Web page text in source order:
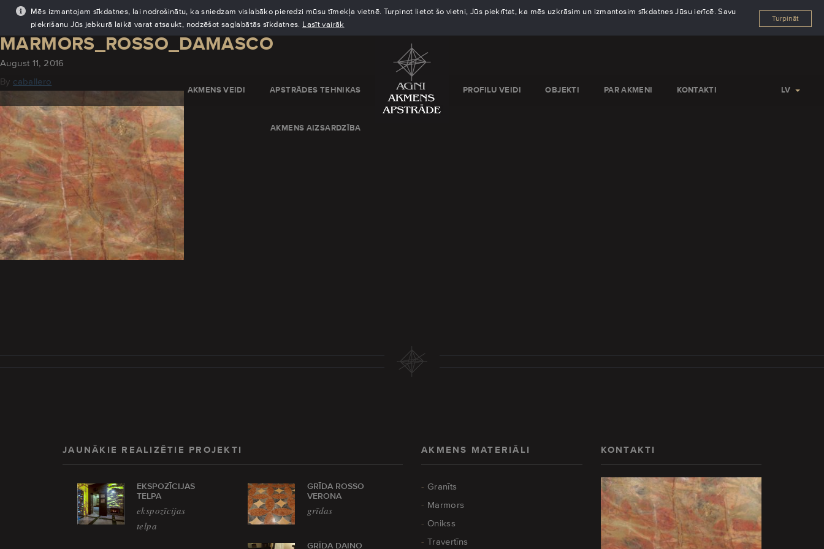
Mēs izmantojam sīkdatnes, lai nodrošinātu, ka sniedzam vislabāko pieredzi mūsu tīmekļa vietnē. Turpinot lietot šo vietni, Jūs piekrītat, ka mēs uzkrāsim un izmantosim sīkdatnes Jūsu ierīcē. Savu
piekrišanu Jūs jebkurā laikā varat atsaukt, nodzēšot saglabātās sīkdatnes. Lasīt vairāk
Turpināt
AKMENS VEIDI APSTRĀDES TEHNIKAS
AKMENS AIZSARDZĪBA
PROFILU VEIDI OBJEKTI PAR AKMENI KONTAKTI LV
MARMORS_ROSSO_DAMASCO
August 11, 2016
By caballero
JAUNĀKIE REALIZĒTIE PROJEKTI
EKSPOZĪCIJAS
TELPA
ekspozīcijas
telpa
GRĪDA ROSSO
VERONA
grīdas
GRĪDA DAINO
AKMENS MATERIĀLI
Granīts
Marmors
Onikss
Travertīns
KONTAKTI